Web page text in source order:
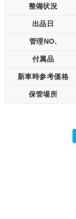
整備状況
出品日
管理NO.
付属品
新車時参考価格
保管場所